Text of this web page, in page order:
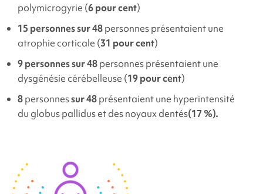
polymicrogyrie (6 pour cent)
15 personnes sur 48personnes présentaient une
atrophie corticale (31 pour cent)
9 personnes sur 48personnes présentaient une
dysgénésie cérébelleuse (19 pour cent)
8personnessur 48présentaient une hyperintensité
du globus pallidus et des noyaux dentés(17 %).